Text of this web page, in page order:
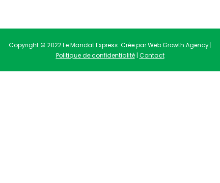
Copyright © 2022 Le Mandat Express. Crée par Web Growth Agency |
Politique de confidentialité| Contact